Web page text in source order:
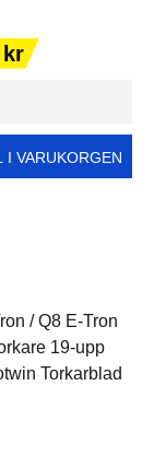
kr
I VARUKORGEN